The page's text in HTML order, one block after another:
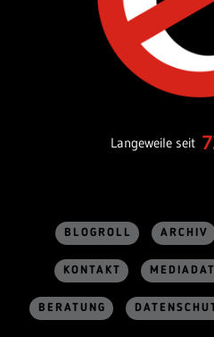
Langeweile seit
BLOGROLL ARCHIV
KONTAKT
BERATUNG